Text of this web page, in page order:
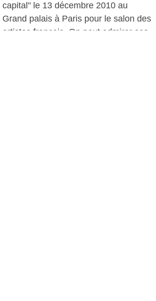
capital" le 13 décembre 2010 au
Grand palais à Paris pour le salon des
artistes français. On peut admirer ses